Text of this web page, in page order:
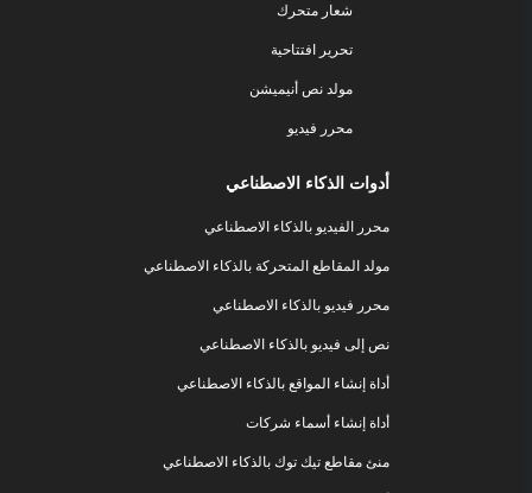
شعار متحرك
تحرير افتتاحية
مولد نص أنيميشن
محرر فيديو
أدوات الذكاء الاصطناعي
محرر الفيديو بالذكاء الاصطناعي
مولد المقاطع المتحركة بالذكاء الاصطناعي
محرر فيديو بالذكاء الاصطناعي
نص إلى فيديو بالذكاء الاصطناعي
أداة إنشاء المواقع بالذكاء الاصطناعي
أداة إنشاء أسماء شركات
منئ مقاطع تيك توك بالذكاء الاصطناعي